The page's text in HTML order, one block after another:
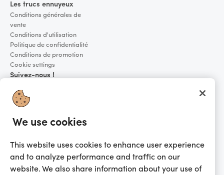
Les trucs ennuyeux
Conditions générales de
vente
Conditions d'utilisation
Politique de confidentialité
Conditions de promotion
Cookie settings
Suivez-nous !
Instagram
X / Twitter
We use cookies
This website uses cookies to enhance user experience
and to analyze performance and traffic on our
website. We also share information about your use of